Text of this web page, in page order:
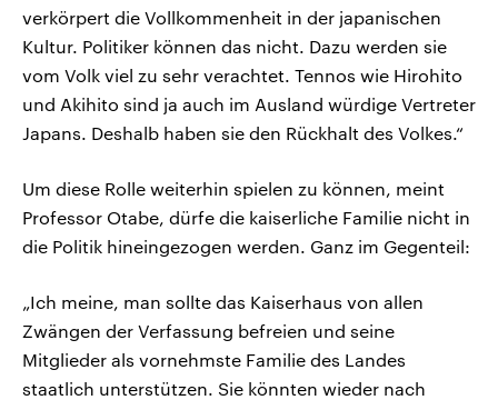
verkörpert die Vollkommenheit in der japanischen
Kultur. Politiker können das nicht. Dazu werden sie
vom Volk viel zu sehr verachtet. Tennos wie Hirohito
und Akihito sind ja auch im Ausland würdige Vertreter
Japans. Deshalb haben sie den Rückhalt des Volkes.“
Um diese Rolle weiterhin spielen zu können, meint
Professor Otabe, dürfe die kaiserliche Familie nicht in
die Politik hineingezogen werden. Ganz im Gegenteil:
„Ich meine, man sollte das Kaiserhaus von allen
Zwängen der Verfassung befreien und seine
Mitglieder als vornehmste Familie des Landes
staatlich unterstützen. Sie könnten wieder nach